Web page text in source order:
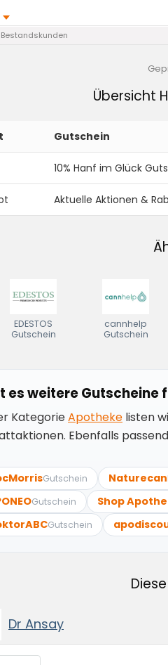
Übersicht
Gutschein
10% Hanf im Glück
Aktuelle Aktionen &
EDESTOS
Gutschein
cannhelp
Gutschein
es weitere Gutscheine
KategorieApotheke listen
Ebenfalls
Gutschein Naturecan
Gutschein Shop
Gutschein
Dr Ansay